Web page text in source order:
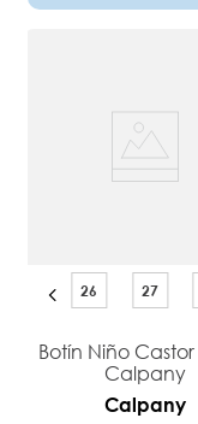
26 27
Botín Niño
Calpany
Calpany